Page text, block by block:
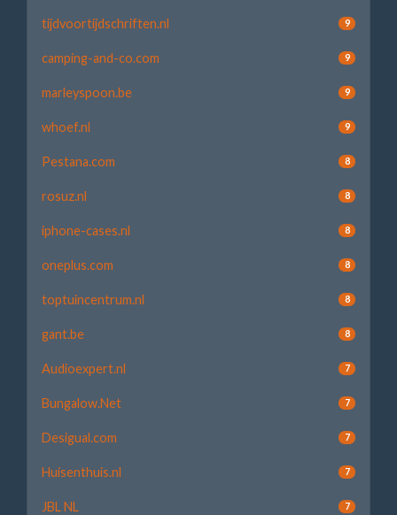
tijdvoortijdschriften.nl 9
camping-and-co.com 9
marleyspoon.be 9
whoef.nl 9
Pestana.com 8
rosuz.nl 8
iphone-cases.nl 8
oneplus.com 8
toptuincentrum.nl 8
gant.be 8
Audioexpert.nl 7
Bungalow.Net 7
Desigual.com 7
Huisenthuis.nl 7
JBL NL 7